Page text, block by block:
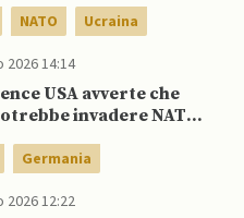
NATO Ucraina
2026 14:14
USA avverte che
invadere NATO
Germania
2026 12:22